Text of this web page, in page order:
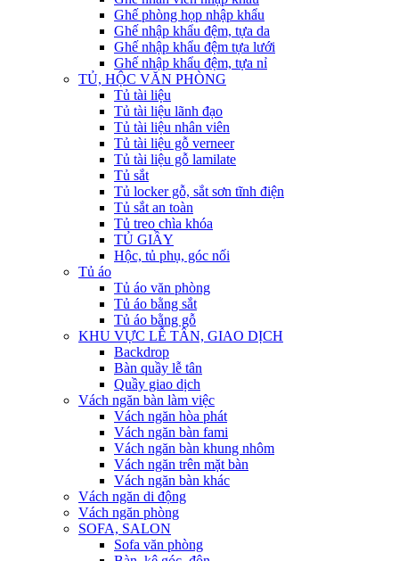
Ghế phòng họp nhập khẩu
Ghế nhập khẩu đệm, tựa da
Ghế nhập khẩu đệm tựa lưới
Ghế nhập khẩu đệm, tựa nỉ
TỦ, HỘC VĂN PHÒNG
Tủ tài liệu
Tủ tài liệu lãnh đạo
Tủ tài liệu nhân viên
Tủ tài liệu gỗ verneer
Tủ tài liệu gỗ lamilate
Tủ sắt
Tủ locker gỗ, sắt sơn tĩnh điện
Tủ sắt an toàn
Tủ treo chìa khóa
TỦ GIẦY
Hộc, tủ phụ, góc nối
Tủ áo
Tủ áo văn phòng
Tủ áo bằng sắt
Tủ áo bằng gỗ
KHU VỰC LỄ TÂN, GIAO DỊCH
Backdrop
Bàn quầy lễ tân
Quầy giao dịch
Vách ngăn bàn làm việc
Vách ngăn hòa phát
Vách ngăn bàn fami
Vách ngăn bàn khung nhôm
Vách ngăn trên mặt bàn
Vách ngăn bàn khác
Vách ngăn di động
Vách ngăn phòng
SOFA, SALON
Sofa văn phòng